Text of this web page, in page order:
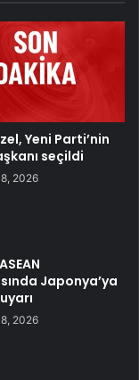
Yeni Parti’nin
seçildi
2026
Japonya’ya
2026